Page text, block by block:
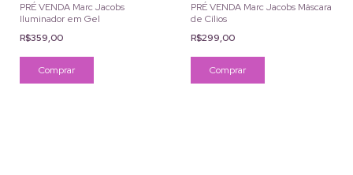
PRÉ VENDA Marc Jacobs
Iluminador em Gel
R$359,00
PRÉ VENDA Marc Jacobs Máscara
de Cílios
R$299,00
Comprar